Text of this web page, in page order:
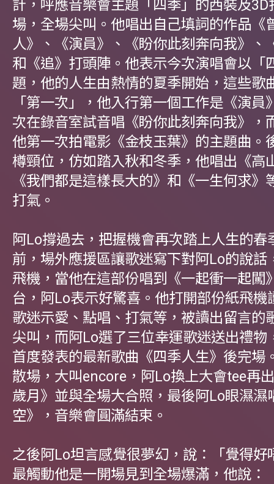
計，呼應音樂會主題「四季」的西裝及3D
場，全場尖叫。他唱出自己填詞的作品《
人》、《演員》、《盼你此刻奔向我》、
和《追》打頭陣。他表示今次演唱會以「
題，他的人生由熱情的夏季開始，這些歌
「第一次」，他入行第一個工作是《演員
次在錄音室試音唱《盼你此刻奔向我》，
他第一次拍電影《金枝玉葉》的主題曲。
樽頸位，仿如踏入秋和冬季，他唱出《高
《我們都是這樣長大的》和《一生何求》
打氣。
阿Lo撐過去，把握機會再次踏上人生的春
前，場外應援區讓歌迷寫下對阿Lo的說話
飛機，當他在這部份唱到《一起衝一起闖
台，阿Lo表示好驚喜。他打開部份紙飛機
歌迷示愛、點唱、打氣等，被讀出留言的
尖叫，而阿Lo選了三位幸運歌迷送出禮物
首度發表的最新歌曲《四季人生》後完場
散場，大叫encore，阿Lo換上大會tee再
歲月》並與全場大合照，最後阿Lo眼濕濕
空》，音樂會圓滿結束。
之後阿Lo坦言感覺很夢幻，說：「覺得好
最觸動他是一開場見到全場爆滿，他說：